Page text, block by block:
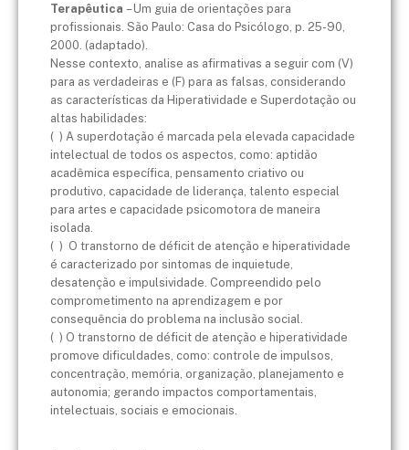
Terapêutica – Um guia de orientações para
profissionais. São Paulo: Casa do Psicólogo, p. 25-90,
2000. (adaptado).
Nesse contexto, analise as afirmativas a seguir com (V)
para as verdadeiras e (F) para as falsas, considerando
as características da Hiperatividade e Superdotação ou
altas habilidades:
( ) A superdotação é marcada pela elevada capacidade
intelectual de todos os aspectos, como: aptidão
acadêmica específica, pensamento criativo ou
produtivo, capacidade de liderança, talento especial
para artes e capacidade psicomotora de maneira
isolada.
( ) O transtorno de déficit de atenção e hiperatividade
é caracterizado por sintomas de inquietude,
desatenção e impulsividade. Compreendido pelo
comprometimento na aprendizagem e por
consequência do problema na inclusão social.
( ) O transtorno de déficit de atenção e hiperatividade
promove dificuldades, como: controle de impulsos,
concentração, memória, organização, planejamento e
autonomia; gerando impactos comportamentais,
intelectuais, sociais e emocionais.